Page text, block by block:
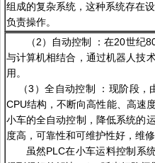
组成的复杂系统，这种系统存在
负责操作。
（2）自动控制 ：在20世纪
与计算机相结合，通过机器人技
用。
（3）全自动控制 ：现阶段，
CPU结构，不断向高性能、高速
小车的全自动控制，降低系统的
度高，可靠性和可维护性好，维
虽然PLC在小车运料控制系